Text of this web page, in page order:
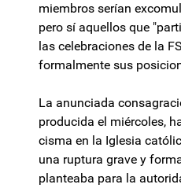
miembros serían
pero sí aquellos que
las celebraciones de la
formalmente sus
La anunciada
producida el miércoles,
cisma en la Iglesia
una ruptura grave y
planteaba para la